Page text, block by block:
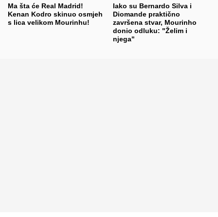
Ma šta će Real Madrid!
Kenan Kodro skinuo osmjeh
s lica velikom Mourinhu!
Iako su Bernardo Silva i
Diomande praktično
završena stvar, Mourinho
donio odluku: "Želim i
njega"